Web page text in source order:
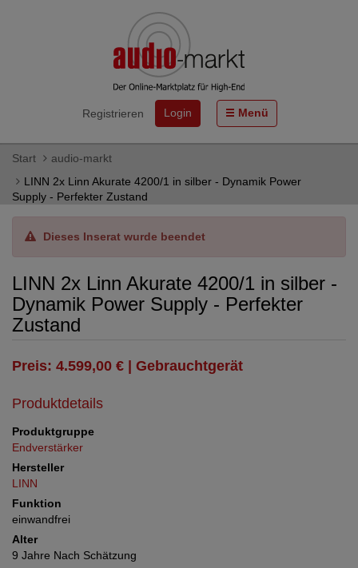
Registrieren Login Menü
Start
audio-markt
LINN 2x Linn Akurate 4200/1 in silber - Dynamik Power
Supply - Perfekter Zustand
Dieses Inserat wurde beendet
LINN 2x Linn Akurate 4200/1 in silber -
Dynamik Power Supply - Perfekter
Zustand
Preis: 4.599,00 € | Gebrauchtgerät
Produktdetails
Produktgruppe
Endverstärker
Hersteller
LINN
Funktion
einwandfrei
Alter
9 Jahre Nach Schätzung